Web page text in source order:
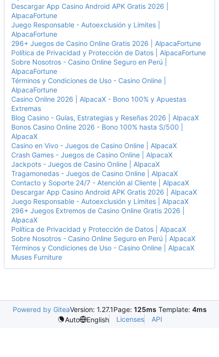
Descargar App Casino Android APK Gratis 2026 |
AlpacaFortune
Juego Responsable - Autoexclusión y Límites |
AlpacaFortune
296+ Juegos de Casino Online Gratis 2026 | AlpacaFortune
Política de Privacidad y Protección de Datos | AlpacaFortune
Sobre Nosotros - Casino Online Seguro en Perú |
AlpacaFortune
Términos y Condiciones de Uso - Casino Online |
AlpacaFortune
Casino Online 2026 | AlpacaX - Bono 100% y Apuestas
Extremas
Blog Casino - Guías, Estrategias y Reseñas 2026 | AlpacaX
Bonos Casino Online 2026 - Bono 100% hasta S/500 |
AlpacaX
Casino en Vivo - Juegos de Casino Online | AlpacaX
Crash Games - Juegos de Casino Online | AlpacaX
Jackpots - Juegos de Casino Online | AlpacaX
Tragamonedas - Juegos de Casino Online | AlpacaX
Contacto y Soporte 24/7 - Atención al Cliente | AlpacaX
Descargar App Casino Android APK Gratis 2026 | AlpacaX
Juego Responsable - Autoexclusión y Límites | AlpacaX
296+ Juegos Extremos de Casino Online Gratis 2026 |
AlpacaX
Política de Privacidad y Protección de Datos | AlpacaX
Sobre Nosotros - Casino Online Seguro en Perú | AlpacaX
Términos y Condiciones de Uso - Casino Online | AlpacaX
Muses Furniture
Powered by GiteaVersion: 1.27.1Page: 125ms Template: 4ms
Auto
English Licenses API